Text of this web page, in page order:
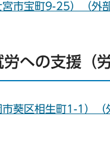
市宝町9-25）（外
への支援（
葵区相生町1-1）（